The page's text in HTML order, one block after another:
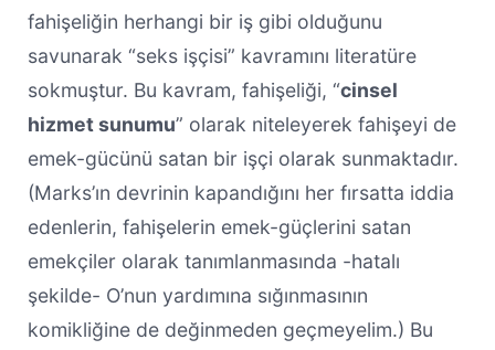
fahişeliğin herhangi bir iş gibi olduğunu
savunarak “seks işçisi” kavramını literatüre
sokmuştur. Bu kavram, fahişeliği, “cinsel
hizmet sunumu” olarak niteleyerek fahişeyi de
emek-gücünü satan bir işçi olarak sunmaktadır.
(Marks’ın devrinin kapandığını her fırsatta iddia
edenlerin, fahişelerin emek-güçlerini satan
emekçiler olarak tanımlanmasında -hatalı
şekilde- O’nun yardımına sığınmasının
komikliğine de değinmeden geçmeyelim.) Bu